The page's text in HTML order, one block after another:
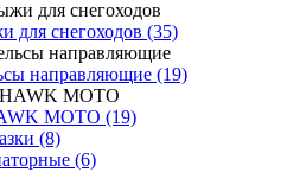
для снегоходов (35)
направляющие (19)
MOTO (19)
(8)
(6)